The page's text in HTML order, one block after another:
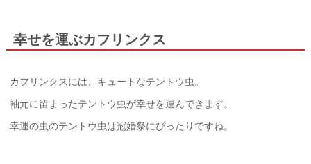
幸せを運ぶカフリンクス
カフリンクスには、キュートなテントウ虫。
袖元に留まったテントウ虫が幸せを運んできます。
幸運の虫のテントウ虫は冠婚祭にぴったりですね。